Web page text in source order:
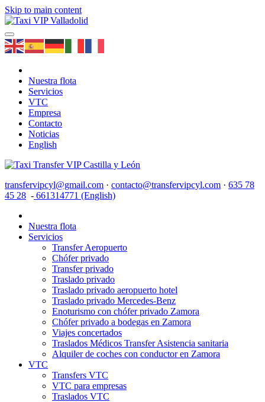
Skip to main content
Nuestra flota
Servicios
VTC
Empresa
Contacto
Noticias
English
transfervipcyl@gmail.com · contacto@transfervipcyl.com · 635 78
45 28 - 661314771 (English)
Nuestra flota
Servicios
Transfer Aeropuerto
Chófer privado
Transfer privado
Traslado privado
Traslado privado aeropuerto hotel
Traslado privado Mercedes-Benz
Enoturismo con chófer privado Zamora
Chófer privado a bodegas en Zamora
Viajes concertados
Traslados Médicos Transfer Asistencia sanitaria
Alquiler de coches con conductor en Zamora
VTC
Transfers VTC
VTC para empresas
Traslados VTC